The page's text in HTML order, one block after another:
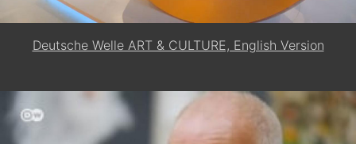
Deutsche Welle ART & CULTURE, English Version